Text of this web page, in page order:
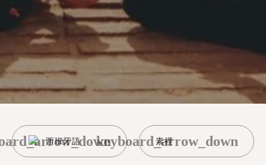
西班牙語 素裡
keyboard_arrow_down